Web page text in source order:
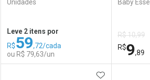
Comprar sem Desconto
Por R$ 36,11/cada
Comprar sem Desconto
Por R$ 36,11/cada
Por R$
Por R$
Unidades
Leve 2 itens por
R$59,72/cada
ou R$ 79,63/un
Baby
R$ 10,99
R$9,89
ADICIONAR